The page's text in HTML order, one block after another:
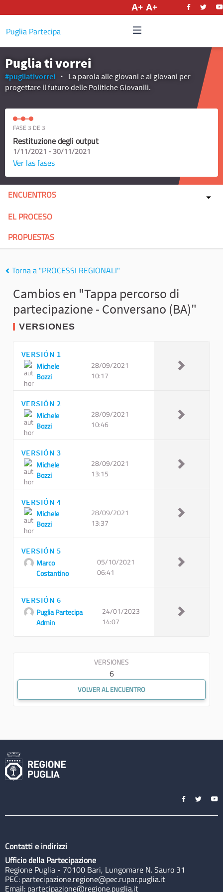
Puglia Partecipa
Puglia ti vorrei
#pugliativorrei
La parola alle giovani e ai giovani per
progettare il futuro delle Politiche Giovanili.
FASE 3 DE 3
Restituzione degli output
1/11/2021 - 30/11/2021
Ver las fases
ENCUENTROS
EL PROCESO
PROPUESTAS
Torna a "PROCESSI REGIONALI"
Cambios en "Tappa percorso di
partecipazione - Conversano (BA)"
VERSIONES
VERSIÓN 1
Michele
Bozzi
28/09/2021
10:17
VERSIÓN 2
Michele
Bozzi
28/09/2021
10:46
VERSIÓN 3
Michele
Bozzi
28/09/2021
13:15
VERSIÓN 4
Michele
Bozzi
28/09/2021
13:37
VERSIÓN 5
Marco
Costantino
05/10/2021
06:41
VERSIÓN 6
Puglia Partecipa
Admin
24/01/2023
14:07
VERSIONES
6
VOLVER AL ENCUENTRO
Contatti e indirizzi
Ufficio della Partecipazione
Regione Puglia - 70100 Bari, Lungomare N. Sauro 31
PEC: partecipazione.regione@pec.rupar.puglia.it
Email: partecipazione@regione.puglia.it